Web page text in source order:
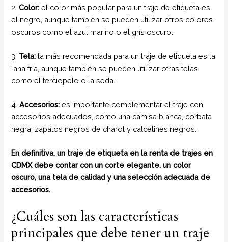
2.Color: el color más popular para un traje de etiqueta es
el negro, aunque también se pueden utilizar otros colores
oscuros como el azul marino o el gris oscuro.
3. Tela: la más recomendada para un traje de etiqueta es la
lana fría, aunque también se pueden utilizar otras telas
como el terciopelo o la seda.
4.Accesorios: es importante complementar el traje con
accesorios adecuados, como una camisa blanca, corbata
negra, zapatos negros de charol y calcetines negros.
En definitiva, un traje de etiqueta en la renta de trajes en
CDMX debe contar con un corte elegante, un color
oscuro, una tela de calidad y una selección adecuada de
accesorios.
¿Cuáles son las características
principales que debe tener un traje